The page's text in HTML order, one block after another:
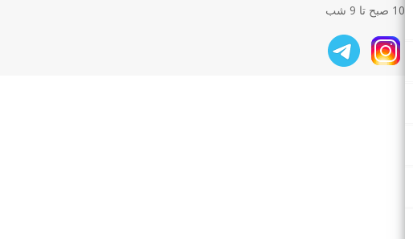
10 صبح تا 9 شب